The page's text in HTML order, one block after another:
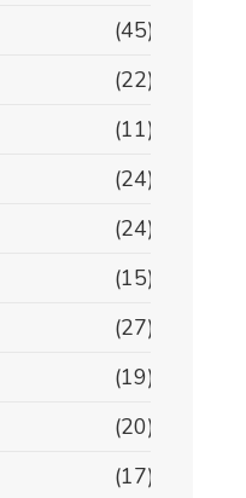
(45)
(22)
(11)
(24)
(24)
(15)
(27)
(19)
(20)
(17)